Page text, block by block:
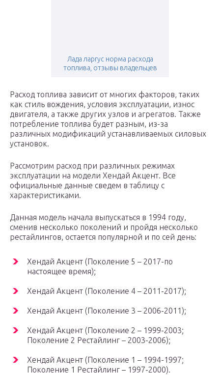
Лада ларгус норма расхода
топлива, отзывы владельцев
Расход топлива зависит от многих факторов, таких
как стиль вождения, условия эксплуатации, износ
двигателя, а также других узлов и агрегатов. Также
потребление топлива будет разным, из-за
различных модификаций устанавливаемых силовых
установок.
Рассмотрим расход при различных режимах
эксплуатации на модели Хендай Акцент. Все
официальные данные сведем в таблицу с
характеристиками.
Данная модель начала выпускаться в 1994 году,
сменив несколько поколений и пройдя несколько
рестайлингов, остается популярной и по сей день:
Хендай Акцент (Поколение 5 – 2017-по
настоящее время);
Хендай Акцент (Поколение 4 – 2011-2017);
Хендай Акцент (Поколение 3 – 2006-2011);
Хендай Акцент (Поколение 2 – 1999-2003;
Поколение 2 Рестайлинг – 2003-2006);
Хендай Акцент (Поколение 1 – 1994-1997;
Поколение 1 Рестайлинг – 1997-2000).